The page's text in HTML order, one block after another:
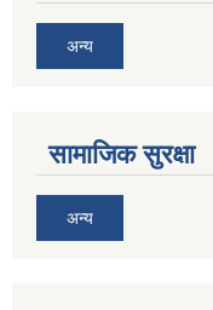
अन्य
सामाजिक सुरक्षा
अन्य